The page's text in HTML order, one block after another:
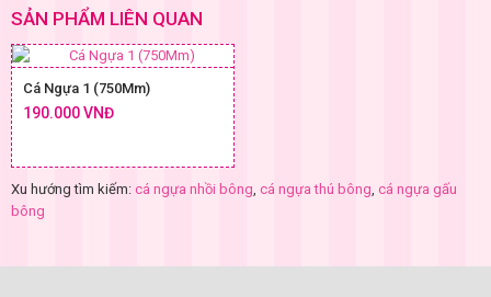
SẢN PHẨM LIÊN QUAN
Cá Ngựa 1 (750Mm)
190.000 VNĐ
Xu hướng tìm kiếm: cá ngựa nhồi bông cá ngựa thú bông cá ngựa gấu
bông